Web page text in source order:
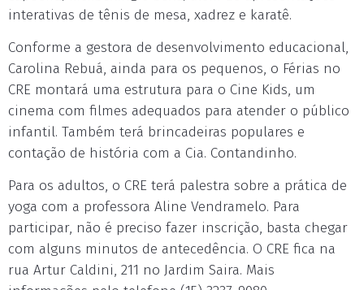
interativas de tênis de mesa, xadrez e karatê.
Conforme a gestora de desenvolvimento educacional,
Carolina Rebuá, ainda para os pequenos, o Férias no
CRE montará uma estrutura para o Cine Kids, um
cinema com filmes adequados para atender o público
infantil. Também terá brincadeiras populares e
contação de história com a Cia. Contandinho.
Para os adultos, o CRE terá palestra sobre a prática de
yoga com a professora Aline Vendramelo. Para
participar, não é preciso fazer inscrição, basta chegar
com alguns minutos de antecedência. O CRE fica na
rua Artur Caldini, 211 no Jardim Saira. Mais